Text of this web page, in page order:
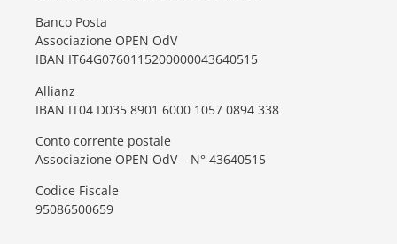
Banco Posta
Associazione OPEN OdV
IBAN IT64G0760115200000043640515
Allianz
IBAN IT04 D035 8901 6000 1057 0894 338
Conto corrente postale
Associazione OPEN OdV – N° 43640515
Codice Fiscale
95086500659